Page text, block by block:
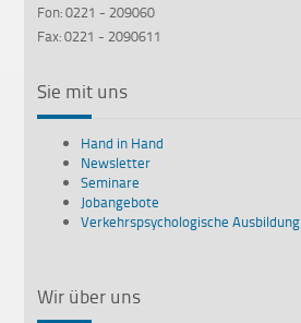
Fon: 0221 - 209060
Fax: 0221 - 2090611
Sie mit uns
Hand in Hand
Newsletter
Seminare
Jobangebote
Verkehrspsychologische Ausbildung
Wir über uns